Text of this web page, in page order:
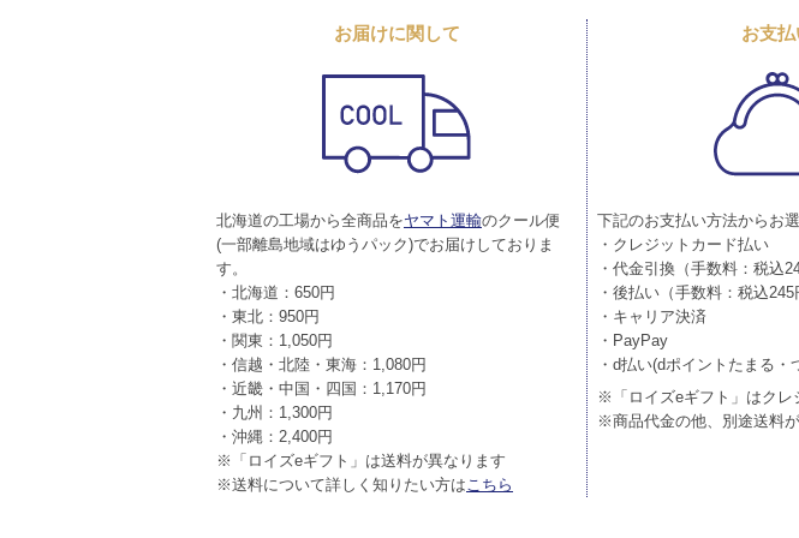
お届けに関して
北海道の工場から全商品をヤマト運輸のクール便
(一部離島地域はゆうパック)でお届けしておりま
す。
・北海道：650円
・東北：950円
・関東：1,050円
・信越・北陸・東海：1,080円
・近畿・中国・四国：1,170円
・九州：1,300円
・沖縄：2,400円
※「ロイズeギフト」は送料が異なります
※送料について詳しく知りたい方はこちら
お支
下記のお支払い方法からお
・クレジットカード払い
・代金引換（手数料：税込
・後払い（手数料：税込245
・キャリア決済
・PayPay
・d払い(dポイントたまる・
※「ロイズeギフト」はクレ
※商品代金の他、別途送料